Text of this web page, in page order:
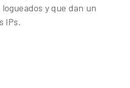
logueados y que dan un
IPs.